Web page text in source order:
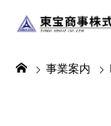
事業案内